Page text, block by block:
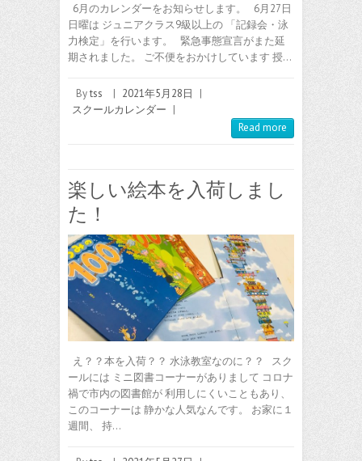
6月のカレンダーをお知らせします。 6月27日
日曜は ジュニアクラス9級以上の 「記録会・泳
力検定」を行います。 緊急事態宣言がまた延
期されました。 ご不便をおかけしています 授…
Bytss 2021年5月28日
スクールカレンダー
Read more
楽しい絵本を入荷しまし
た！
え？？本を入荷？？ 水泳教室なのに？？ スク
ールには ミニ図書コーナーがありまして コロナ
禍で市内の図書館が 利用しにくいこともあり、
このコーナーは 静かな人気なんです。 お家に１
週間、 持…